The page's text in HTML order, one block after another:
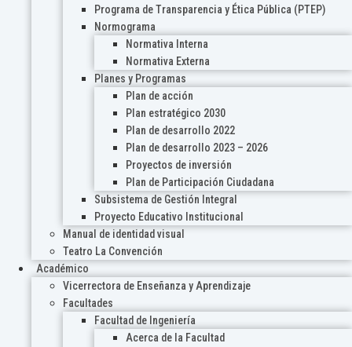
Programa de Transparencia y Ética Pública (PTEP)
Normograma
Normativa Interna
Normativa Externa
Planes y Programas
Plan de acción
Plan estratégico 2030
Plan de desarrollo 2022
Plan de desarrollo 2023 – 2026
Proyectos de inversión
Plan de Participación Ciudadana
Subsistema de Gestión Integral
Proyecto Educativo Institucional
Manual de identidad visual
Teatro La Convención
Académico
Vicerrectora de Enseñanza y Aprendizaje
Facultades
Facultad de Ingeniería
Acerca de la Facultad